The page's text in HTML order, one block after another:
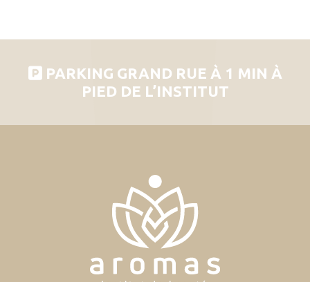
PARKING GRAND RUE À 1 MIN À
PIED DE L’INSTITUT